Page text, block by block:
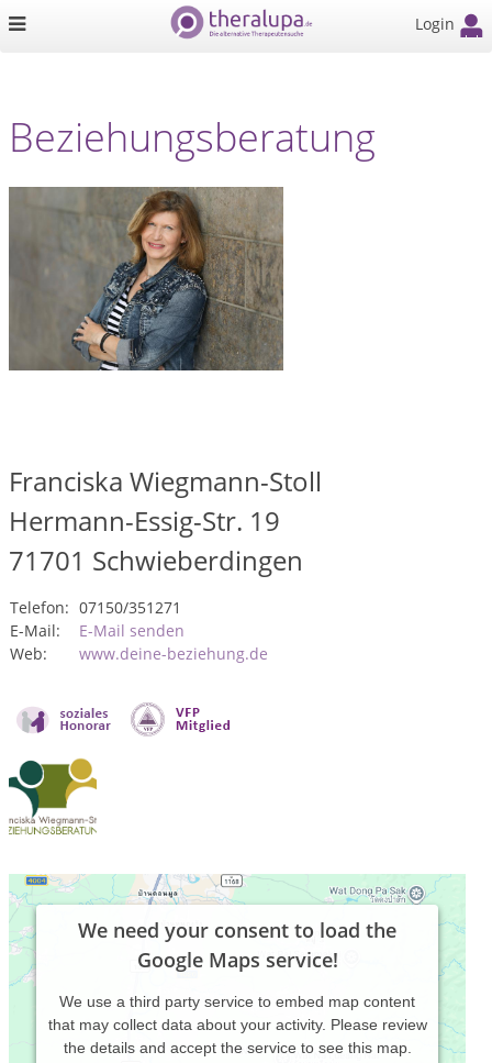
Login
Beziehungsberatung
Franciska Wiegmann-Stoll
Hermann-Essig-Str. 19
71701 Schwieberdingen
Telefon: 07150/351271
E-Mail:
E-Mail senden
Web:
www.deine-beziehung.de
We need your consent to load the
Google Maps service!
We use a third party service to embed map content
that may collect data about your activity. Please review
the details and accept the service to see this map.